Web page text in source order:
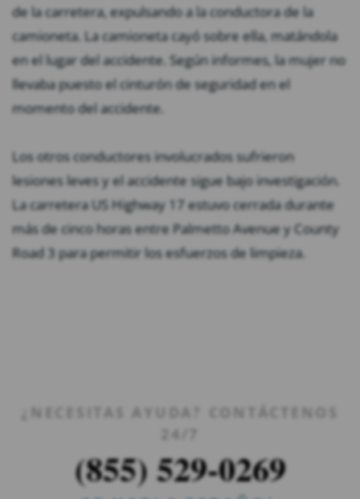
de la carretera, expulsando a la conductora de la
camioneta. La camioneta cayó sobre ella, matándola
en el lugar del accidente. Según informes, la mujer no
llevaba puesto el cinturón de seguridad en el
momento del accidente.
Los otros conductores involucrados sufrieron
lesiones leves y el accidente sigue bajo investigación.
La carretera US Highway 17 estuvo cerrada durante
más de cinco horas entre Palmetto Avenue y County
Road 3 para permitir los esfuerzos de limpieza.
¿NECESITAS AYUDA? CONTÁCTENOS
24/7
(855) 529-0269